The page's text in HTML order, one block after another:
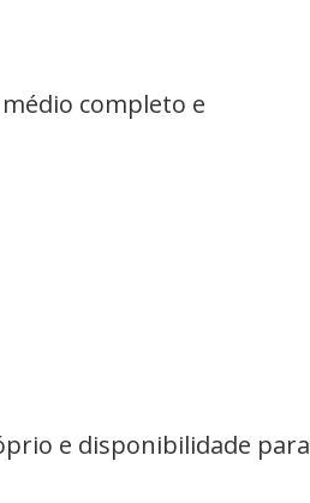
completo e
e disponibilidade para